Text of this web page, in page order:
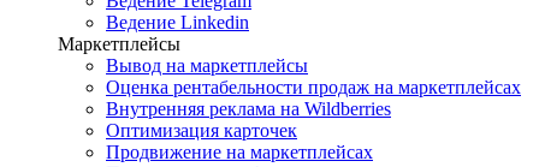
Ведение Linkedin
Маркетплейсы
Вывод на маркетплейсы
Оценка рентабельности продаж на маркетплейсах
Внутренняя реклама на Wildberries
Оптимизация карточек
Продвижение на маркетплейсах